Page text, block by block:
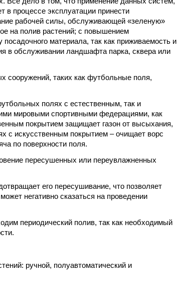
в процессе эксплуатации принести
рабочей силы, обслуживающей «зеленую»
на полив растений; с повышением
материала, так как приживаемость и
в обслуживании ландшафта парка, сквера или
сооружений, таких как футбольные поля,
полях с естественным, так и
мировыми спортивными федерациями, как
покрытием защищает газон от высыхания,
с искусственным покрытием – очищает ворс
по поверхности поля.
пересушенных или переувлажненных
его пересушивание, что позволяет
негативно сказаться на проведении
периодический полив, так как необходимый
ручной, полуавтоматический и